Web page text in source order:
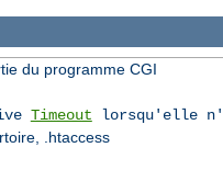
du programme CGI
Timeout lorsqu'elle
.htaccess